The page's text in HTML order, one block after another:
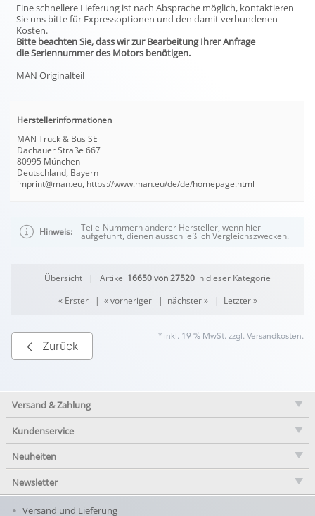
Eine schnellere Lieferung ist nach Absprache möglich, kontaktieren
Sie uns bitte für Expressoptionen und den damit verbundenen
Kosten.
Bitte beachten Sie, dass wir zur Bearbeitung Ihrer Anfrage
die Seriennummer des Motors benötigen.
MAN Originalteil
Herstellerinformationen
MAN Truck & Bus SE
Dachauer Straße 667
80995 München
Deutschland, Bayern
imprint@man.eu, https://www.man.eu/de/de/homepage.html
Hinweis: Teile-Nummern anderer Hersteller, wenn hier
aufgeführt, dienen ausschließlich Vergleichszwecken.
Übersicht | Artikel 16650 von 27520 in dieser Kategorie
« Erster| « vorheriger| nächster »| Letzter »
Zurück
* inkl. 19 % MwSt. zzgl. Versandkosten.
Versand & Zahlung
Kundenservice
Neuheiten
Newsletter
Versand und Lieferung